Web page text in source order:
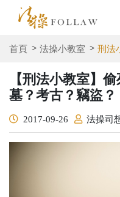
首頁 法操小教室 刑法
【刑法小教室】
墓？考古？竊盜？
2017-09-26 法操司